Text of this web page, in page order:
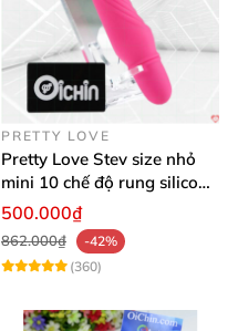
PRETTY LOVE
Pretty Love Stev size nhỏ
mini 10 chế độ rung silicone
mềm
500.000₫
862.000₫
-42%
(360)